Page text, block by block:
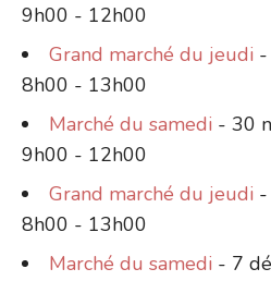
9h00 - 12h00
Grand marché du jeudi
8h00 - 13h00
Marché du samedi - 30
9h00 - 12h00
Grand marché du jeudi
8h00 - 13h00
Marché du samedi - 7